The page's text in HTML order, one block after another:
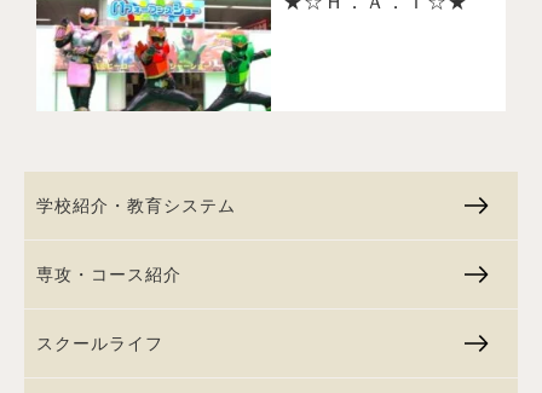
学校紹介・教育システム
専攻・コース紹介
スクールライフ